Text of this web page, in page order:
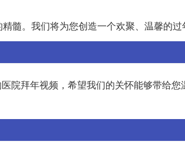
髓。我们将为您创造一个欢聚、温馨的过
院拜年视频，希望我们的关怀能够带给您